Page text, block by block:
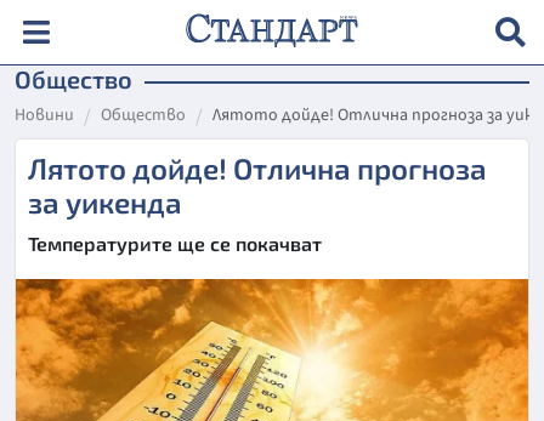
Общество
Новини Общество Лятото дойде! Отлична прогноза за
Лятото дойде! Отлична прогноза
за уикенда
Температурите ще се покачват